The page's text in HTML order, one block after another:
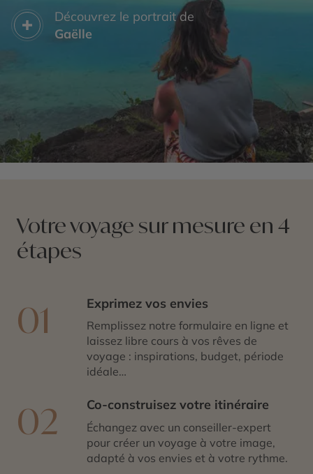
Découvrez le portrait de
Gaëlle
Votre voyage sur mesure en 4
étapes
01 Exprimez vos envies
Remplissez notre formulaire en ligne et
laissez libre cours à vos rêves de
voyage : inspirations, budget, période
idéale…
02 Co-construisez votre itinéraire
Échangez avec un conseiller-expert
pour créer un voyage à votre image,
adapté à vos envies et à votre rythme.